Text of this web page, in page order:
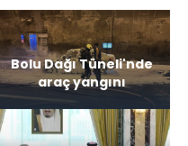
Bolu Dağı Tüneli'nde
araç yangını